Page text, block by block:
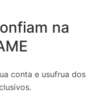
na
conta e usufrua dos